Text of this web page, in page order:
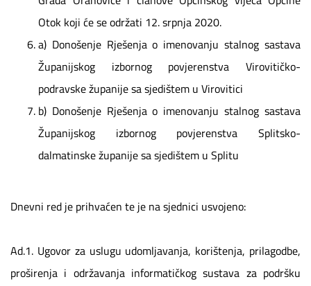
Otok koji će se održati 12. srpnja 2020.
a) Donošenje Rješenja o imenovanju stalnog sastava
Županijskog izbornog povjerenstva Virovitičko-
podravske županije sa sjedištem u Virovitici
b) Donošenje Rješenja o imenovanju stalnog sastava
Županijskog izbornog povjerenstva Splitsko-
dalmatinske županije sa sjedištem u Splitu
Dnevni red je prihvaćen te je na sjednici usvojeno:
Ad.1. Ugovor za uslugu udomljavanja, korištenja, prilagodbe,
proširenja i održavanja informatičkog sustava za podršku